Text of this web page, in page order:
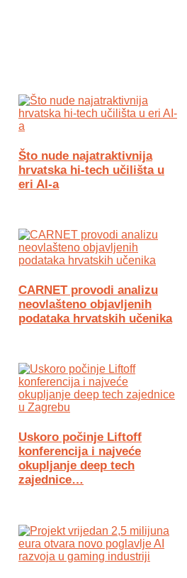
Što nude najatraktivnija
hrvatska hi-tech učilišta u
eri AI-a
CARNET provodi analizu
neovlašteno objavljenih
podataka hrvatskih učenika
Uskoro počinje Liftoff
konferencija i najveće
okupljanje deep tech
zajednice…